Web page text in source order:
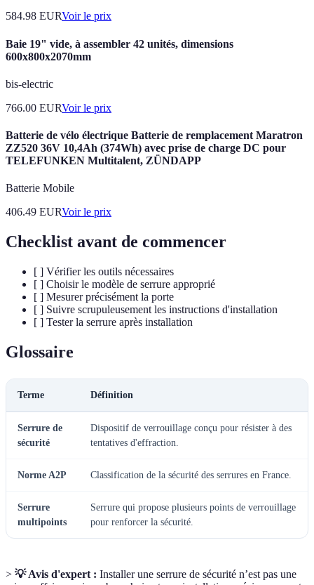
584.98 EURVoir le prix
Baie 19" vide, à assembler 42 unités, dimensions
600x800x2070mm
bis-electric
766.00 EURVoir le prix
Batterie de vélo électrique Batterie de remplacement Maratron
ZZ520 36V 10,4Ah (374Wh) avec prise de charge DC pour
TELEFUNKEN Multitalent, ZÜNDAPP
Batterie Mobile
406.49 EURVoir le prix
Checklist avant de commencer
[ ] Vérifier les outils nécessaires
[ ] Choisir le modèle de serrure approprié
[ ] Mesurer précisément la porte
[ ] Suivre scrupuleusement les instructions d'installation
[ ] Tester la serrure après installation
Glossaire
Terme Définition
Serrure de
sécurité
Dispositif de verrouillage conçu pour résister à des
tentatives d'effraction.
Norme A2P Classification de la sécurité des serrures en France.
Serrure
multipoints
Serrure qui propose plusieurs points de verrouillage
pour renforcer la sécurité.
> 💡 Avis d'expert : Installer une serrure de sécurité n’est pas une